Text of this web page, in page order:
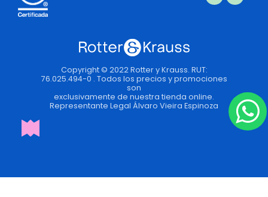
Copyright © 2022 Rotter y Krauss. RUT:
76.025.494-0 . Todos los precios y promociones
son
exclusivamente de nuestra tienda online.
Representante Legal Álvaro Vieira Espinoza